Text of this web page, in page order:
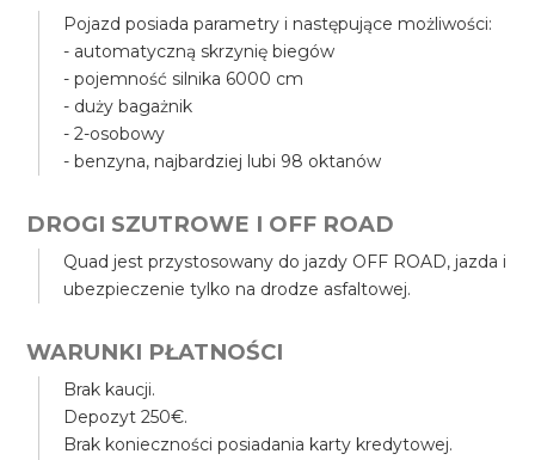
Pojazd posiada parametry i następujące możliwości:
- automatyczną skrzynię biegów
- pojemność silnika 6000 cm
- duży bagażnik
- 2-osobowy
- benzyna, najbardziej lubi 98 oktanów
DROGI SZUTROWE I OFF ROAD
Quad jest przystosowany do jazdy OFF ROAD, jazda i
ubezpieczenie tylko na drodze asfaltowej.
WARUNKI PŁATNOŚCI
Brak kaucji.
Depozyt 250€.
Brak konieczności posiadania karty kredytowej.